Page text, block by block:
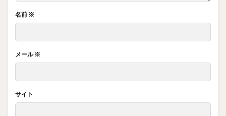
名前 ※
メール※
サイト